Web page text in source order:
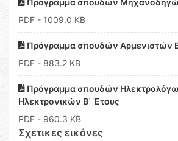
Πρόγραμμα σπουδών
PDF - 1009.0 KB
Πρόγραμμα σπουδών Αρμενιστών
PDF - 883.2 KB
Πρόγραμμα σπουδών
Ηλεκτρονικών Β΄ Έτους
PDF - 960.3 KB
Σχετικες εικόνες